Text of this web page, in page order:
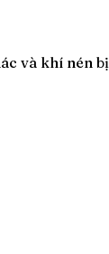
và khí nén bị